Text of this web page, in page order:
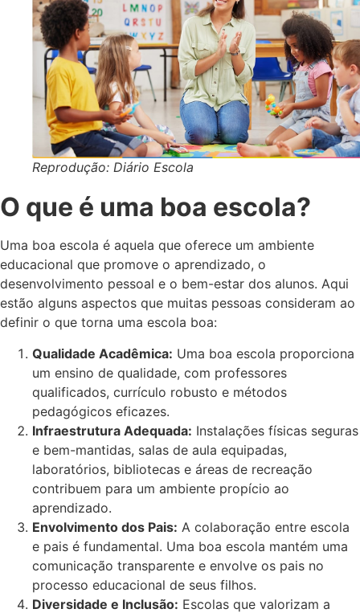
Reprodução: Diário Escola
O que é uma boa escola?
Uma boa escola é aquela que oferece um ambiente
educacional que promove o aprendizado, o
desenvolvimento pessoal e o bem-estar dos alunos. Aqui
estão alguns aspectos que muitas pessoas consideram ao
definir o que torna uma escola boa:
Qualidade Acadêmica: Uma boa escola proporciona
um ensino de qualidade, com professores
qualificados, currículo robusto e métodos
pedagógicos eficazes.
Infraestrutura Adequada: Instalações físicas seguras
e bem-mantidas, salas de aula equipadas,
laboratórios, bibliotecas e áreas de recreação
contribuem para um ambiente propício ao
aprendizado.
Envolvimento dos Pais: A colaboração entre escola
e pais é fundamental. Uma boa escola mantém uma
comunicação transparente e envolve os pais no
processo educacional de seus filhos.
Diversidade e Inclusão: Escolas que valorizam a